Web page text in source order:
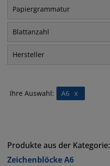
Papiergrammatur
Blattanzahl
Hersteller
Ihre Auswahl: x
A6
Produkte aus der Kategorie:
Zeichenblöcke A6